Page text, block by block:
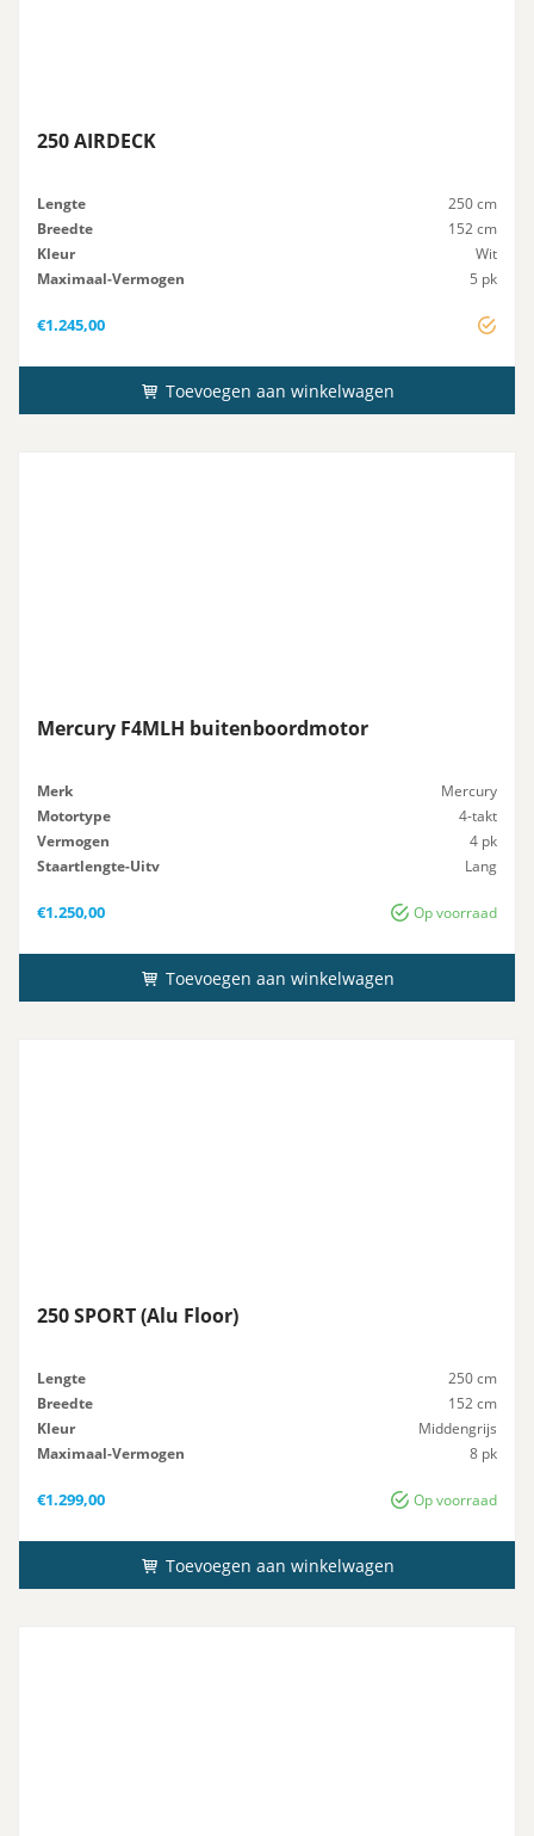
250 AIRDECK
Lengte
250 cm
Breedte
152 cm
Kleur
Wit
Maximaal-Vermogen
5 pk
€1.245,00
Toevoegen aan winkelwagen
Mercury F4MLH buitenboordmotor
Merk
Mercury
Motortype
4-takt
Vermogen
4 pk
Staartlengte-Uitv
Lang
Op voorraad
€1.250,00
Toevoegen aan winkelwagen
250 SPORT (Alu Floor)
Lengte
250 cm
Breedte
152 cm
Kleur
Middengrijs
Maximaal-Vermogen
8 pk
Op voorraad
€1.299,00
Toevoegen aan winkelwagen